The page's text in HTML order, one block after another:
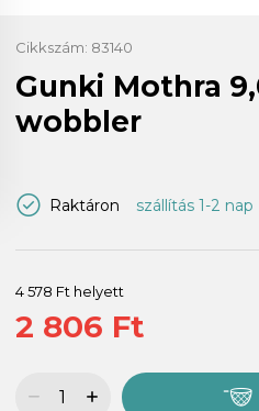
Cikkszám: 83140
Gunki Mothra
wobbler
Raktáron szállítás 1-2 nap
4 578 Ft helyett
2 806 Ft